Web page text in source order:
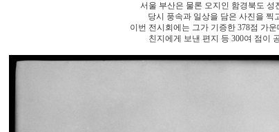
서울 부산은 물론 오지인 함경북도 성
당시 풍속과 일상을 담은 사진을 찍
이번 전시회에는 그가 기증한 378점 가
친지에게 보낸 편지 등 300여 점이